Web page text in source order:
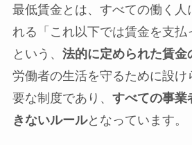
最低賃金とは、すべての働く人
れる「これ以下では賃金を支払
という、 法的に定められた賃金
労働者の生活を守るために設け
要な制度であり、 すべての事業
きないルールとなっています。